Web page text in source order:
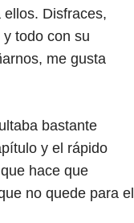
Disfraces,
todo con su
me gusta
bastante
y el rápido
hace que
no quede para el